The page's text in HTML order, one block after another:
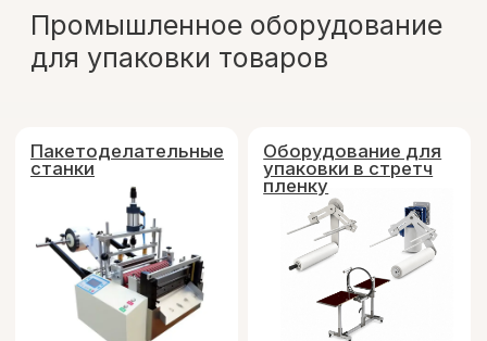
Пакетоделательные
станки
Оборудование для
упаковки в стретч